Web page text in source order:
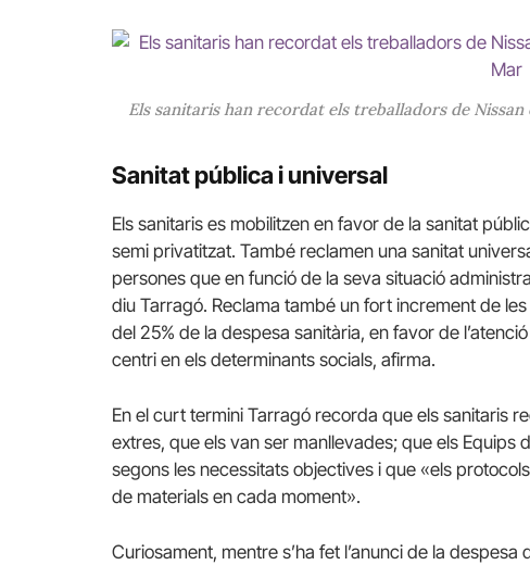
Els sanitaris han recordat els treballadors de
Sanitat pública i universal
Els sanitaris es mobilitzen en favor de la sanitat
semi privatitzat. També reclamen una sanitat
persones que en funció de la seva situació
diu Tarragó. Reclama també un fort increment de
del 25% de la despesa sanitària, en favor de
centri en els determinants socials, afirma.
En el curt termini Tarragó recorda que els sanitaris
extres, que els van ser manllevades; que els Equips
segons les necessitats objectives i que «els
de materials en cada moment».
Curiosament, mentre s’ha fet l’anunci de la